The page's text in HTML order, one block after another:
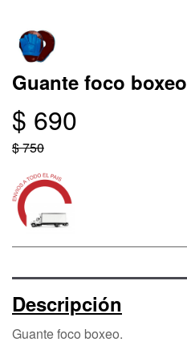
Guante foco boxeo
$ 690
$ 750
Descripción
Guante foco boxeo.